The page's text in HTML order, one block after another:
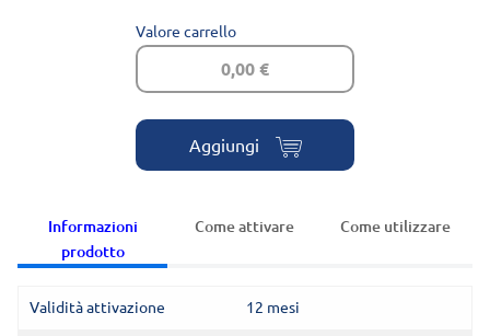
Valore carrello
0,00 €
Aggiungi
Informazioni
prodotto
Come attivare Come utilizzare
Validità attivazione 12 mesi